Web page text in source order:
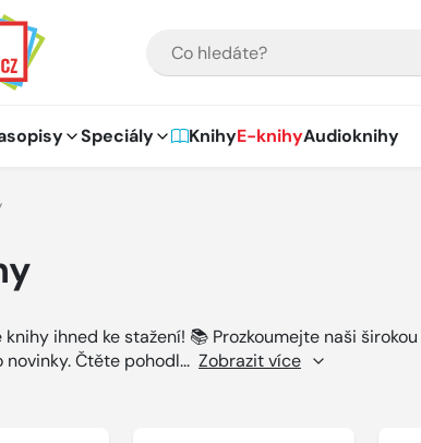
Speciály KnihyE-knihyAudioknihy
ihned ke stažení! 📚 Prozkoumejte naši
novinky. Čtěte pohodl... Zobrazit více